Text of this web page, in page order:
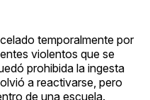
temporalmente por
violentos que se
prohibida la ingesta
a reactivarse, pero
de una escuela.